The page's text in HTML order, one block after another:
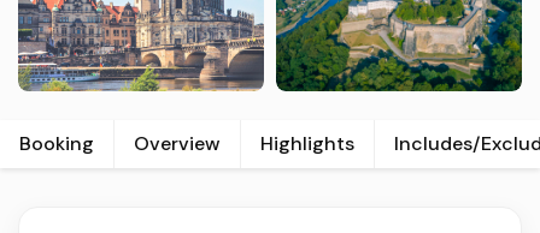
Booking Overview Highlights Includes/